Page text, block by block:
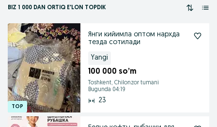
BIZ 1 000 DAN ORTIQ E'LON TOPDIK
Янги кийимла оптом нархда
тезда сотилади
Yangi
100 000 so’m
Toshkent, Chilonzor tumani
Bugunda 04:19
23